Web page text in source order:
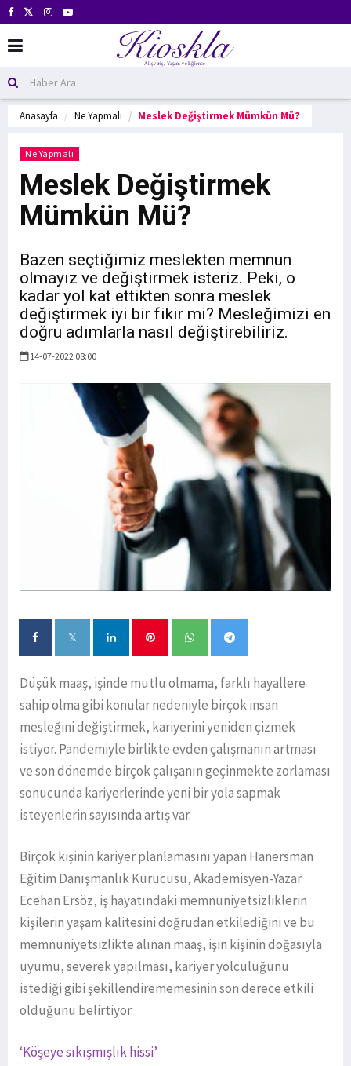
Anasayfa Ne Yapmalı Meslek Değiştirmek Mümkün Mü?
Ne Yapmalı
Meslek Değiştirmek
Mümkün Mü?
Bazen seçtiğimiz meslekten memnun
olmayız ve değiştirmek isteriz. Peki, o
kadar yol kat ettikten sonra meslek
değiştirmek iyi bir fikir mi? Mesleğimizi en
doğru adımlarla nasıl değiştirebiliriz.
14-07-2022 08:00
Düşük maaş, işinde mutlu olmama, farklı hayallere
sahip olma gibi konular nedeniyle birçok insan
mesleğini değiştirmek, kariyerini yeniden çizmek
istiyor. Pandemiyle birlikte evden çalışmanın artması
ve son dönemde birçok çalışanın geçinmekte zorlaması
sonucunda kariyerlerinde yeni bir yola sapmak
isteyenlerin sayısında artış var.
Birçok kişinin kariyer planlamasını yapan Hanersman
Eğitim Danışmanlık Kurucusu, Akademisyen-Yazar
Ecehan Ersöz, iş hayatındaki memnuniyetsizliklerin
kişilerin yaşam kalitesini doğrudan etkilediğini ve bu
memnuniyetsizlikte alınan maaş, işin kişinin doğasıyla
uyumu, severek yapılması, kariyer yolculuğunu
istediği gibi şekillendirememesinin son derece etkili
olduğunu belirtiyor.
‘Köşeye sıkışmışlık hissi’